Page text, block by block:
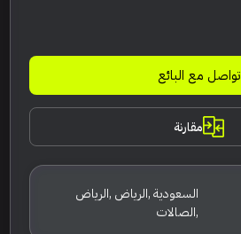
تواصل مع البائع
مقارنة
السعودية ,الرياض ,الرياض
,الصالات